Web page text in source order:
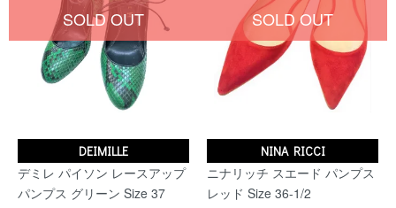
DEIMILLE
デミレ パイソン レースアップ
パンプス グリーン Size 37
SOLD OUT
NINA RICCI
ニナリッチ スエード パンプス
レッド Size 36-1/2
SOLD OUT